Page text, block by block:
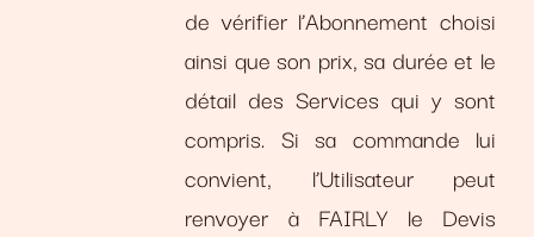
de vérifier l’Abonnement choisi
ainsi que son prix, sa durée et le
détail des Services qui y sont
compris. Si sa commande lui
convient, l’Utilisateur peut
renvoyer à FAIRLY le Devis